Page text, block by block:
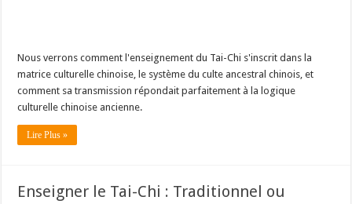
Nous verrons comment l'enseignement du Tai-Chi s'inscrit dans la
matrice culturelle chinoise, le système du culte ancestral chinois, et
comment sa transmission répondait parfaitement à la logique
culturelle chinoise ancienne.
Lire Plus »
Enseigner le Tai-Chi : Traditionnel ou